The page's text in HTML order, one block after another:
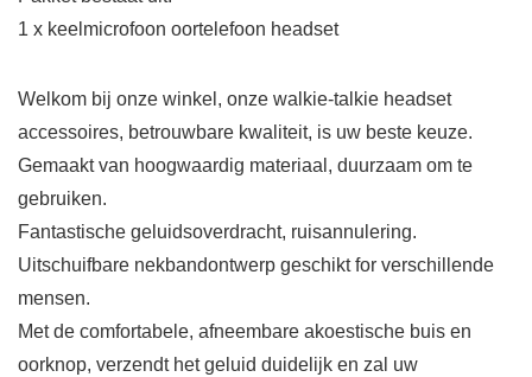
1 x keelmicrofoon oortelefoon headset
Welkom bij onze winkel, onze walkie-talkie headset
accessoires, betrouwbare kwaliteit, is uw beste keuze.
Gemaakt van hoogwaardig materiaal, duurzaam om te
gebruiken.
Fantastische geluidsoverdracht, ruisannulering.
Uitschuifbare nekbandontwerp geschikt for verschillende
mensen.
Met de comfortabele, afneembare akoestische buis en
oorknop, verzendt het geluid duidelijk en zal uw